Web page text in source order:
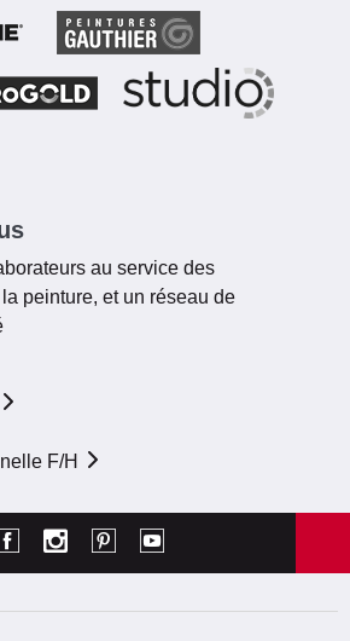
au service des
peinture, et un réseau de
F/H